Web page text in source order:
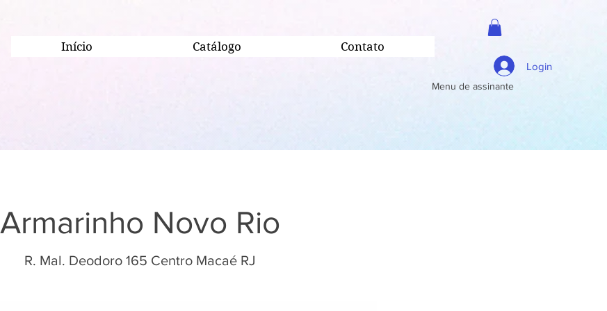
Início Catálogo Contato
Login
Menu de assinante
Armarinho Novo Rio
R. Mal. Deodoro 165 Centro Macaé RJ